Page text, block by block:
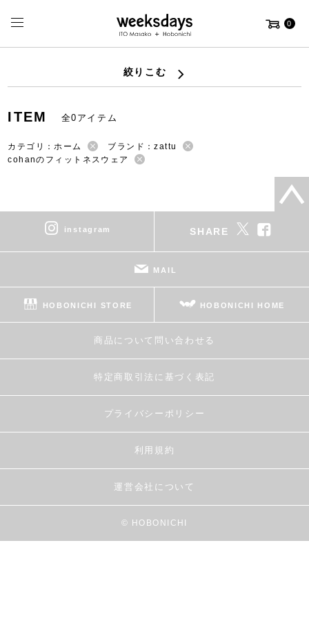
0
絞りこむ
ITEM 全0アイテム
カテゴリ：ホーム
ブランド：zattu
cohanのフィットネスウェア
instagram SHARE
MAIL
HOBONICHI STORE HOBONICHI HOME
商品について問い合わせる
特定商取引法に基づく表記
プライバシーポリシー
利用規約
運営会社について
© HOBONICHI